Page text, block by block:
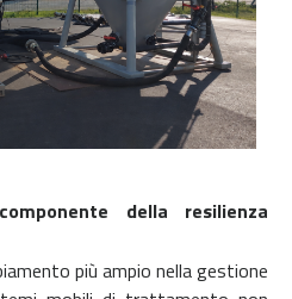
della resilienza
più ampio nella gestione